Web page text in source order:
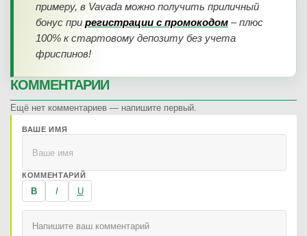
примеру, в Vavada можно получить приличный
бонус при регистрации с промокодом – плюс
100% к стартовому депозиту без учета
фриспинов!
КОММЕНТАРИИ
Ещё нет комментариев — напишите первый.
ВАШЕ ИМЯ
КОММЕНТАРИЙ
B I U